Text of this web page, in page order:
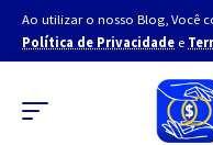
Ao utilizar o nosso Blog, Você
Política de Privacidade e